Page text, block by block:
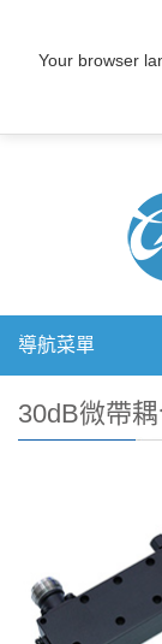
導航菜單
30dB微帶
Your browser